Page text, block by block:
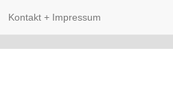
Kontakt + Impressum